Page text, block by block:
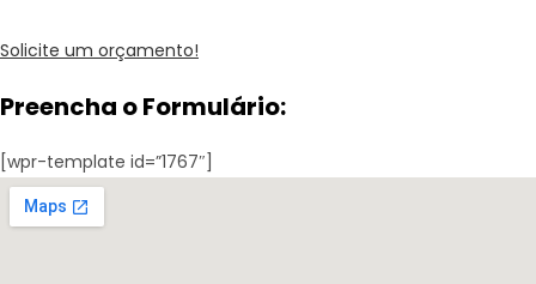
Solicite um orçamento!
Preencha o Formulário:
[wpr-template id=”1767″]